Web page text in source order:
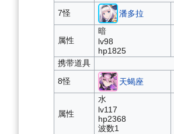
7怪
潘多拉
属性
暗
lv98
hp1825
携带道具
8怪
天蝎座
属性
水
lv117
hp2368
波数1